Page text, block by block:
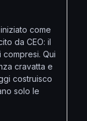
come
da CEO: il
Qui
cravatta e
costruisco
solo le